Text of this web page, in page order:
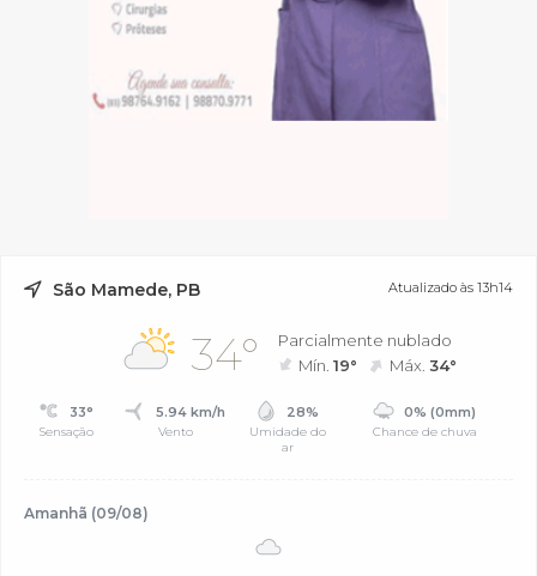
São Mamede, PB Atualizado às 13h14
34°
Parcialmente nublado
Mín.19° Máx.34°
33°
Sensação
5.94 km/h
Vento
28%
Umidade do
ar
0% (0mm)
Chance de chuva
Amanhã (09/08)